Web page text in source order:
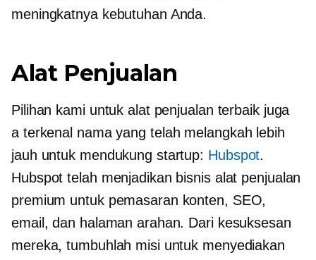
meningkatnya kebutuhan Anda.
Alat Penjualan
Pilihan kami untuk alat penjualan terbaik juga
a terkenal nama yang telah melangkah lebih
jauh untuk mendukung startup: Hubspot.
Hubspot telah menjadikan bisnis alat penjualan
premium untuk pemasaran konten, SEO,
email, dan halaman arahan. Dari kesuksesan
mereka, tumbuhlah misi untuk menyediakan